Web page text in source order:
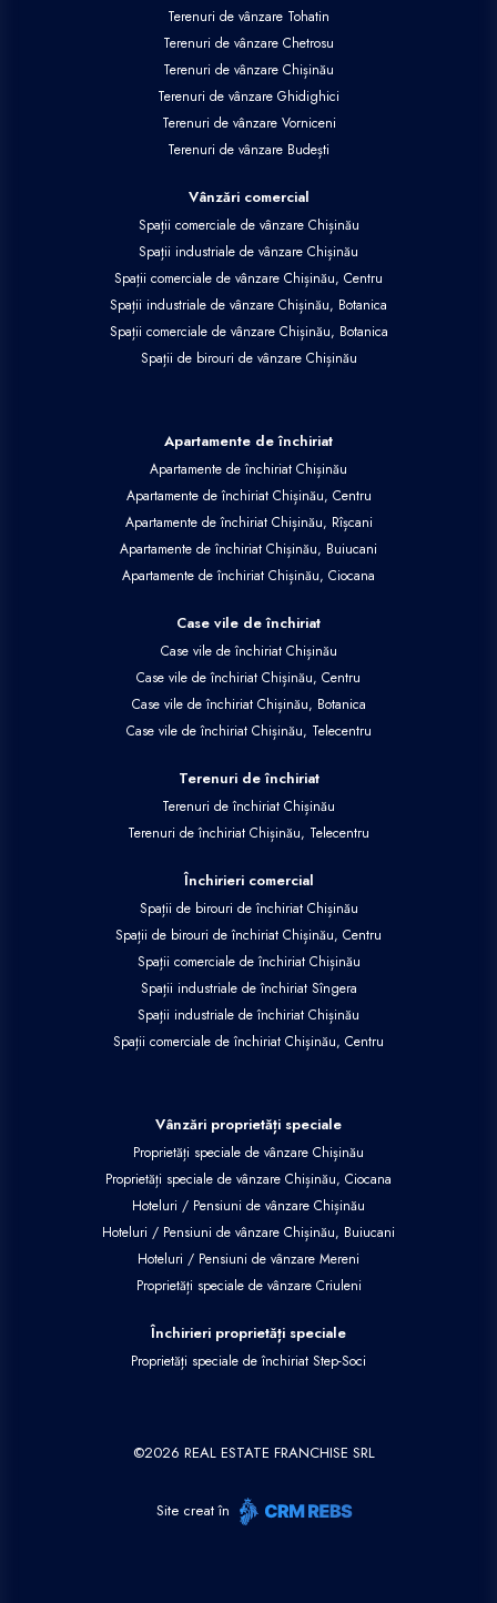
Terenuri de vânzare Tohatin
Terenuri de vânzare Chetrosu
Terenuri de vânzare Chișinău
Terenuri de vânzare Ghidighici
Terenuri de vânzare Vorniceni
Terenuri de vânzare Budești
Vânzări comercial
Spații comerciale de vânzare Chișinău
Spații industriale de vânzare Chișinău
Spații comerciale de vânzare Chișinău, Centru
Spații industriale de vânzare Chișinău, Botanica
Spații comerciale de vânzare Chișinău, Botanica
Spații de birouri de vânzare Chișinău
Apartamente de închiriat
Apartamente de închiriat Chișinău
Apartamente de închiriat Chișinău, Centru
Apartamente de închiriat Chișinău, Rîșcani
Apartamente de închiriat Chișinău, Buiucani
Apartamente de închiriat Chișinău, Ciocana
Case vile de închiriat
Case vile de închiriat Chișinău
Case vile de închiriat Chișinău, Centru
Case vile de închiriat Chișinău, Botanica
Case vile de închiriat Chișinău, Telecentru
Terenuri de închiriat
Terenuri de închiriat Chișinău
Terenuri de închiriat Chișinău, Telecentru
Închirieri comercial
Spații de birouri de închiriat Chișinău
Spații de birouri de închiriat Chișinău, Centru
Spații comerciale de închiriat Chișinău
Spații industriale de închiriat Sîngera
Spații industriale de închiriat Chișinău
Spații comerciale de închiriat Chișinău, Centru
Vânzări proprietăți speciale
Proprietăți speciale de vânzare Chișinău
Proprietăți speciale de vânzare Chișinău, Ciocana
Hoteluri / Pensiuni de vânzare Chișinău
Hoteluri / Pensiuni de vânzare Chișinău, Buiucani
Hoteluri / Pensiuni de vânzare Mereni
Proprietăți speciale de vânzare Criuleni
Închirieri proprietăți speciale
Proprietăți speciale de închiriat Step-Soci
©2026 REAL ESTATE FRANCHISE SRL
Site creat în